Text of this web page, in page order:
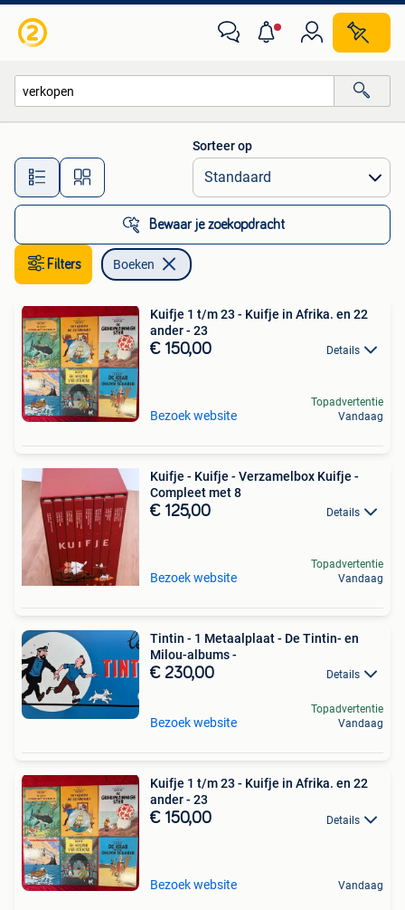
Alle afstanden…
Sorteer op
Bewaar je zoekopdracht
Filters Boeken
Kuifje 1 t/m 23 - Kuifje in Afrika. en 22
ander - 23
€ 150,00 Details
Bezoek website
Topadvertentie
Vandaag
Kuifje - Kuifje - Verzamelbox Kuifje -
Compleet met 8
€ 125,00 Details
Bezoek website
Topadvertentie
Vandaag
Tintin - 1 Metaalplaat - De Tintin- en
Milou-albums -
€ 230,00 Details
Bezoek website
Topadvertentie
Vandaag
Kuifje 1 t/m 23 - Kuifje in Afrika. en 22
ander - 23
€ 150,00 Details
Bezoek website Vandaag